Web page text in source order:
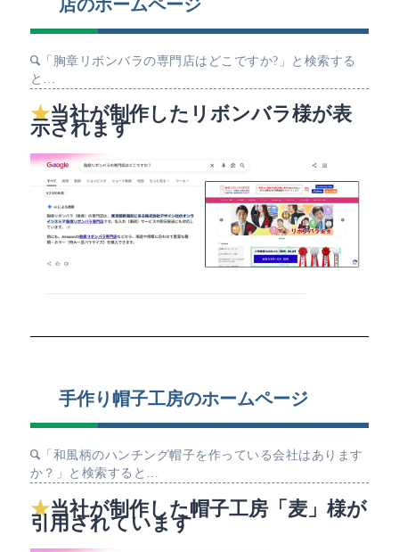
店のホームページ
「胸章リボンバラの専門店はどこですか?」と検索する
と…
当社が制作したリボンバラ様が表
示されます
手作り帽子工房のホームページ
「和風柄のハンチング帽子を作っている会社はあります
か？」と検索すると…
当社が制作した帽子工房「麦」様が
引用されています